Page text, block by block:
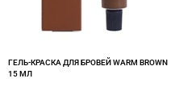
ГЕЛЬ-КРАСКА ДЛЯ БРОВЕЙ WARM BROWN
15 МЛ